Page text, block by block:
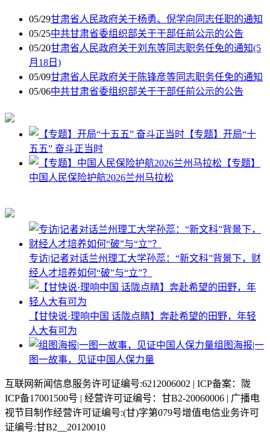
05/29甘肃省人民政府关于杨勇、倪学向同志任职的通知
05/25中共甘肃省委组织部关于干部任前公示的公告
05/20甘肃省人民政府关于刘东等同志职务任免的通知(5
月18日)
05/09甘肃省人民政府关于陈锋彦等同志职务任免的通知
05/06中共甘肃省委组织部关于干部任前公示的公告
【专题】开局“十
五五” 奋斗正当时
【专题】
中国人民保险护航2026兰州马拉松
专访|记者对话兰州理工大学孙蕊：“新文科”背景下，财
经人才培养如何“破”与“立”？
【甘快说·理响中国 话陇点睛】奔赴希望的田野，年轻
人大有可为
组图海报|一
图一故事，见证中国人保力量
互联网新闻信息服务许可证编号:6212006002 | ICP备案：陇
ICP备17001500号 | 经营许可证编号：甘B2-20060006 | 广播电
视节目制作经营许可证编号:(甘)字第079号增值电信业务许可
证编号:甘B2__20120010